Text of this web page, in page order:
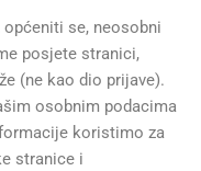
se, neosobni
posjete stranici,
(ne kao dio prijave).
osobnim podacima
koristimo za
stranice i